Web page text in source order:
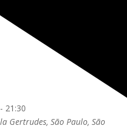
- 21:30
Gertrudes, São Paulo, São